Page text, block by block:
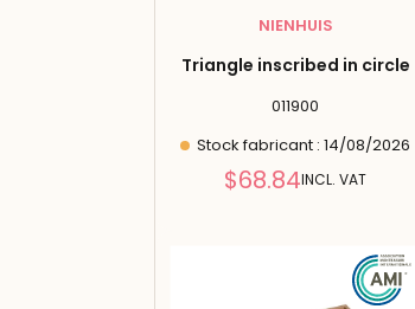
NIENHUIS
Triangle inscribed in circle
011900
Stock fabricant : 14/08/2026
Reduced
$68.84INCL. VAT